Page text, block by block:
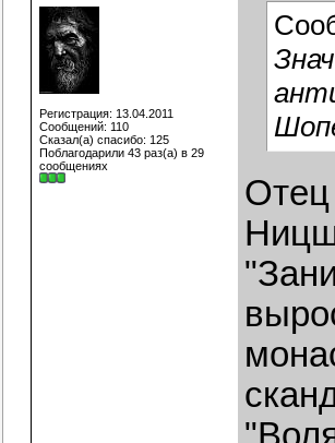
Регистрация: 13.04.2011
Сообщений: 110
Сказал(а) спасибо: 125
Поблагодарили 43 раз(а) в 29
сообщениях